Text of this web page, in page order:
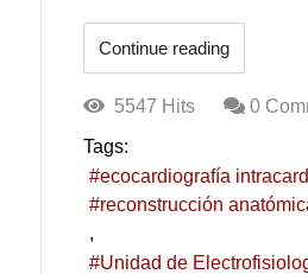
Continue reading
5547 Hits
0
Tags:
ecocardiografía
reconstrucción
Unidad de